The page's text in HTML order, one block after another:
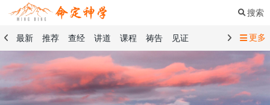
搜索
最新 推荐 查经 讲道 课程 祷告
见证
命定书屋 命定奉献
祷告精选
查经精选 讲道精选
课程精选
见证精选
101课程 创世记 马太福音
传道书
更多